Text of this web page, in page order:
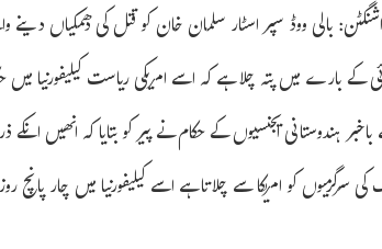
بالی ووڈ سپر اسٹار سلمان خان کو قتل کی دھمکیاں
کے بارے میں پتہ چلا ہے کہ اسے امریکی ریاست
ہندوستانی ایجنسیوں کے حکام نے پیر کو بتایا کہ انھیں
سرگرمیوں کو امریکا سے چلاتا ہے اسے کیلیفورنیا میں چار